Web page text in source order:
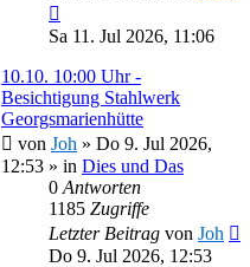
Sa 11. Jul 2026, 11:06
10.10. 10:00 Uhr -
Besichtigung Stahlwerk
Georgsmarienhütte
von Joh » Do 9. Jul 2026,
12:53 » in Dies und Das
0 Antworten
1185 Zugriffe
Letzter Beitrag von Joh
Do 9. Jul 2026, 12:53